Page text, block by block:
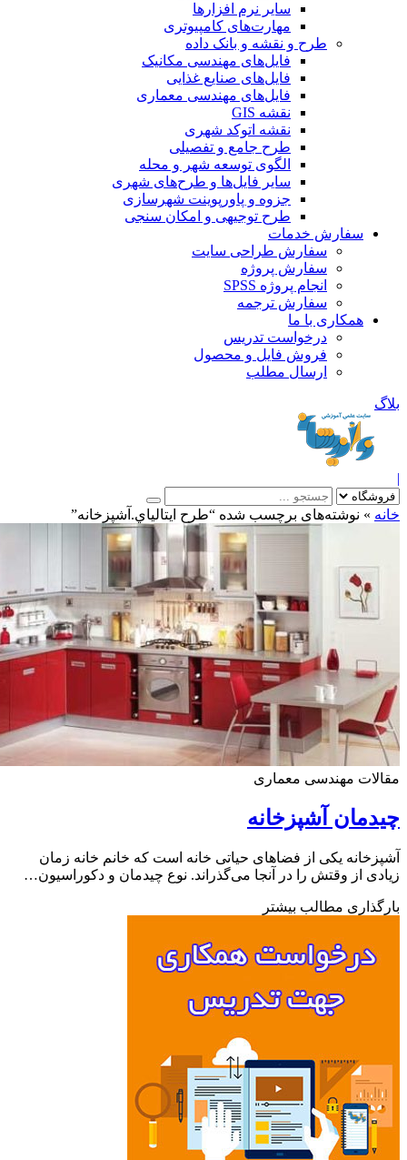
سایر نرم افزارها
مهارت‌های کامپیوتری
طرح و نقشه و بانک داده
فایل‌های مهندسی مکانیک
فایل‌های صنایع غذایی
فایل‌های مهندسی معماری
نقشه GIS
نقشه اتوکد شهری
طرح جامع و تفصیلی
الگوی توسعه شهر و محله
سایر فایل‌ها و طرح‌های شهری
جزوه و پاورپوینت شهرسازی
طرح توجیهی و امکان سنجی
سفارش خدمات
سفارش طراحی سایت
سفارش پروژه
انجام پروژه SPSS
سفارش ترجمه
همکاری با ما
درخواست تدریس
فروش فایل و محصول
ارسال مطلب
»نوشته‌های برچسب شده “طرح ايتالياي.آشپزخانه”
مهندسی معماری
آشپزخانه
یکی از فضاهای حیاتی خانه است که خانم خانه زمان
از وقتش را در آنجا می‌گذراند. نوع چیدمان و دکوراسیون…
مطالب بیشتر